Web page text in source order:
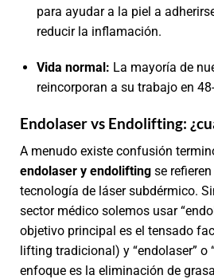
para ayudar a la piel a
reducir la inflamación.
Vida normal: La mayoría de
reincorporan a su trabajo en
Endolaser vs Endolifting:
A menudo existe confusión
endolaser y endolifting se
tecnología de láser subdérmico.
sector médico solemos usar
objetivo principal es el tensado
lifting tradicional) y “endolaser” o
enfoque es la eliminación de